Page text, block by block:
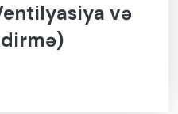
və